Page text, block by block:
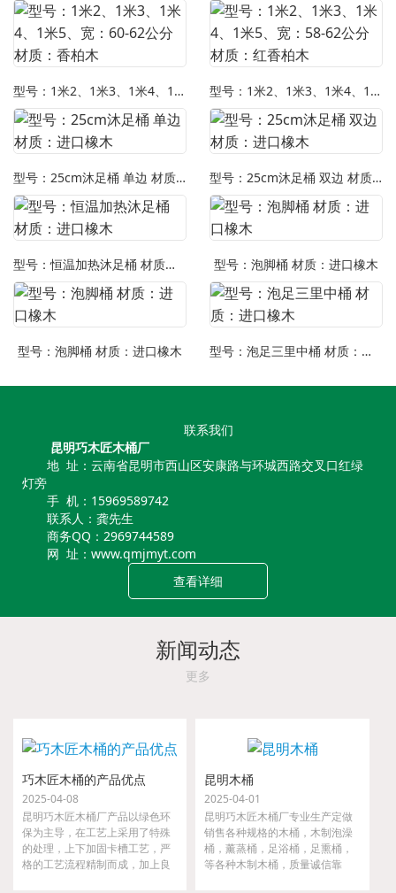
型号：1米2、1米3、1米4、1米5、宽：60-62公分 材质：香柏木 型号：1米2、1米3、1米4、1米5、宽：58-62公分 材质：红香柏木
型号：25cm沐足桶 单边 材质：进口橡木 型号：25cm沐足桶 双边 材质：进口橡木
型号：恒温加热沐足桶 材质：进口橡木 型号：泡脚桶 材质：进口橡木
型号：泡脚桶 材质：进口橡木 型号：泡足三里中桶 材质：进口橡木
联系我们
昆明巧木匠木桶厂
地 址：云南省昆明市西山区安康路与环城西路交叉口红绿
灯旁
手 机：15969589742
联系人：龚先生
商务QQ：2969744589
网 址：www.qmjmyt.com
查看详细
新闻动态
更多
巧木匠木桶的产品优点
2025-04-08
昆明巧木匠木桶厂产品以绿色环
保为主导，在工艺上采用了特殊
的处理，上下加固卡槽工艺，严
格的工艺流程精制而成，加上良
昆明木桶
2025-04-01
昆明巧木匠木桶厂专业生产定做
销售各种规格的木桶，木制泡澡
桶，薰蒸桶，足浴桶，足熏桶，
等各种木制木桶，质量诚信靠